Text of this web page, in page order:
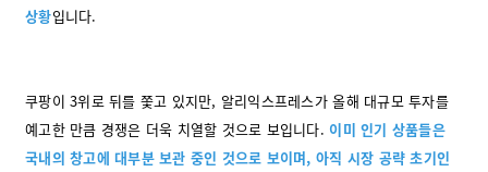
상황입니다.
쿠팡이 3위로 뒤를 쫓고 있지만, 알리익스프레스가 올해 대규모 투자를
예고한 만큼 경쟁은 더욱 치열할 것으로 보입니다. 이미 인기 상품들은
국내의 창고에 대부분 보관 중인 것으로 보이며, 아직 시장 공략 초기인